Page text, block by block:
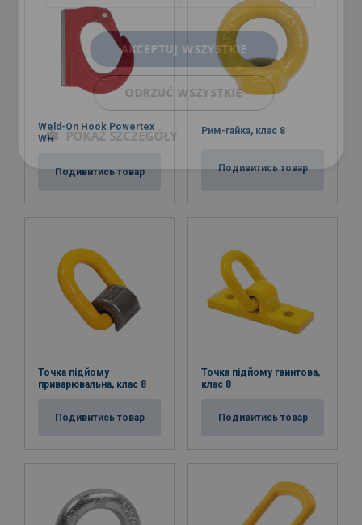
Weld-On Hook Powertex
WH
Подивитись товар
Рим-гайка, клас 8
Подивитись товар
Точка підйому
приварювальна, клас 8
Подивитись товар
Точка підйому гвинтова,
клас 8
Подивитись товар
AKCEPTUJ WSZYSTKIE
ODRZUĆ WSZYSTKIE
POKAŻ SZCZEGÓŁY